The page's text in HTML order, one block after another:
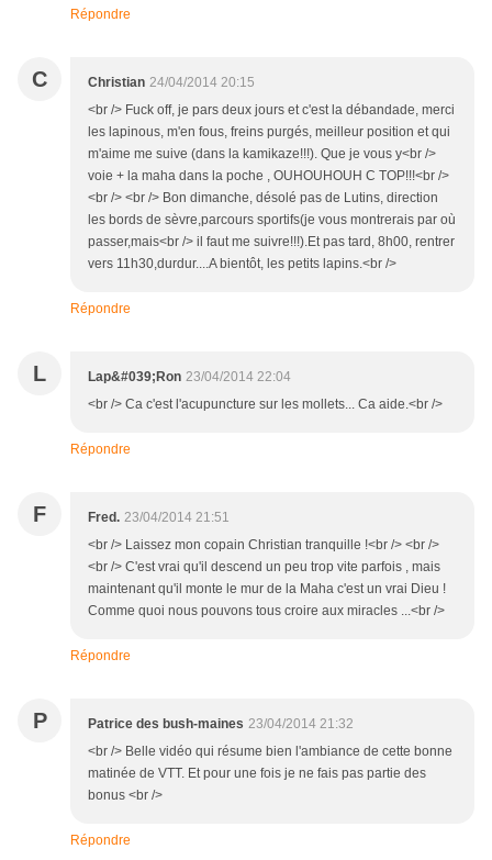
Répondre
C Christian 24/04/2014 20:15
<br /> Fuck off, je pars deux jours et c'est la débandade, merci
les lapinous, m'en fous, freins purgés, meilleur position et qui
m'aime me suive (dans la kamikaze!!!). Que je vous y<br />
voie + la maha dans la poche , OUHOUHOUH C TOP!!!<br />
<br /> <br /> Bon dimanche, désolé pas de Lutins, direction
les bords de sèvre,parcours sportifs(je vous montrerais par où
passer,mais<br /> il faut me suivre!!!).Et pas tard, 8h00, rentrer
vers 11h30,durdur....A bientôt, les petits lapins.<br />
Répondre
L Lap&#039;Ron 23/04/2014 22:04
<br /> Ca c'est l'acupuncture sur les mollets... Ca aide.<br />
Répondre
F Fred. 23/04/2014 21:51
<br /> Laissez mon copain Christian tranquille !<br /> <br />
<br /> C'est vrai qu'il descend un peu trop vite parfois , mais
maintenant qu'il monte le mur de la Maha c'est un vrai Dieu !
Comme quoi nous pouvons tous croire aux miracles ...<br />
Répondre
P Patrice des bush-maines 23/04/2014 21:32
<br /> Belle vidéo qui résume bien l'ambiance de cette bonne
matinée de VTT. Et pour une fois je ne fais pas partie des
bonus <br />
Répondre